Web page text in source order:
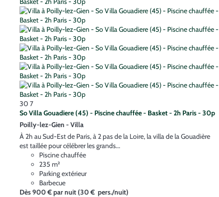
30 7
So Villa Gouadiere (45) - Piscine chauffée - Basket - 2h Paris - 30p
Poilly-lez-Gien - Villa
À 2h au Sud-Est de Paris, à 2 pas de la Loire, la villa de la Gouadière
est taillée pour célébrer les grands...
Piscine chauffée
235 m²
Parking extérieur
Barbecue
Dès900 €par nuit(30 € pers./nuit)